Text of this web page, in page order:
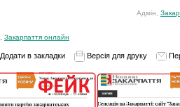
Адмін,
Закарпаття онлайн
Додати в закладки Версія для друку